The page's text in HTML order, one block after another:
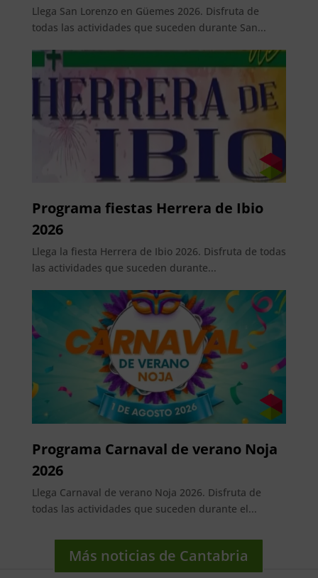
Llega San Lorenzo en Güemes 2026. Disfruta de
todas las actividades que suceden durante San...
Programa fiestas Herrera de Ibio
2026
Llega la fiesta Herrera de Ibio 2026. Disfruta de todas
las actividades que suceden durante...
Programa Carnaval de verano Noja
2026
Llega Carnaval de verano Noja 2026. Disfruta de
todas las actividades que suceden durante el...
Más noticias de Cantabria